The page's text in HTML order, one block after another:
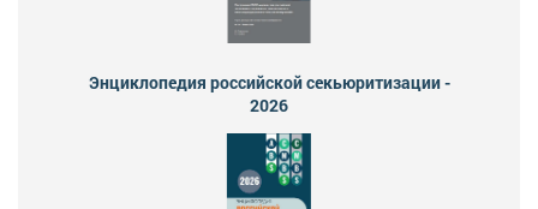
Энциклопедия российской секьюритизации -
2026